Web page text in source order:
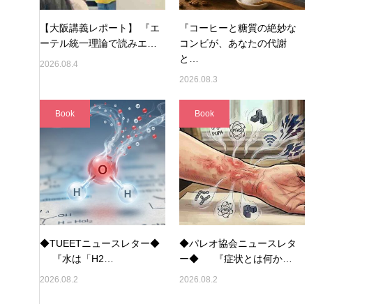
【大阪講義レポート】 『エ
ーテル統一理論で読みエ…
2026.08.4
『コーヒーと糖質の絶妙な
コンビが、あなたの代謝
と…
2026.08.3
Book
◆TUEETニュースレター◆
『水は「H2…
2026.08.2
Book
◆パレオ協会ニュースレタ
ー◆ 『症状とは何か…
2026.08.2